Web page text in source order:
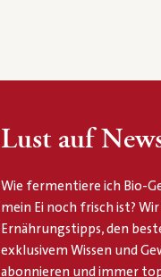
Lust auf
Wie fermentiere ich Bio-
mein Ei noch frisch ist?
Ernährungstipps, den
exklusivem Wissen und
abonnieren und immer